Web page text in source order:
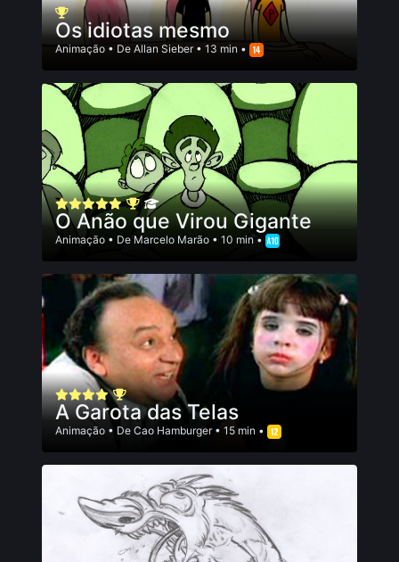
Os idiotas mesmo
Animação • De Allan Sieber• 13 min •
O Anão que Virou Gigante
Animação • De Marcelo Marão • 10 min •
A Garota das Telas
Animação • De Cao Hamburger• 15 min •